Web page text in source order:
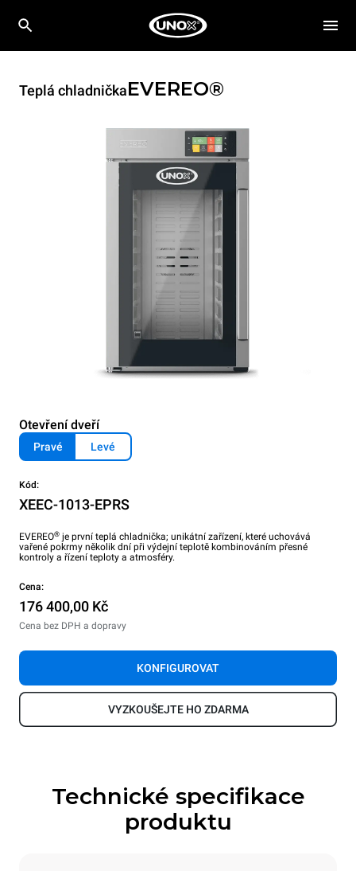
Teplá chladničkaEVEREO®
Otevření dveří
Pravé Levé
Kód:
XEEC-1013-EPRS
EVEREO® je první teplá chladnička; unikátní zařízení, které uchovává
vařené pokrmy několik dní při výdejní teplotě kombinováním přesné
kontroly a řízení teploty a atmosféry.
Cena:
176 400,00 Kč
Cena bez DPH a dopravy
KONFIGUROVAT
VYZKOUŠEJTE HO ZDARMA
Technické specifikace
produktu